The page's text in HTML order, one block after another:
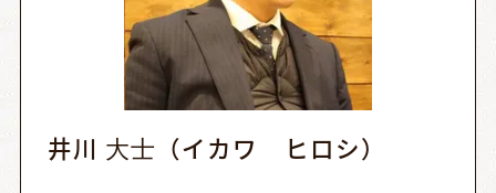
井川 ⼤⼠（イカワ ヒロシ）